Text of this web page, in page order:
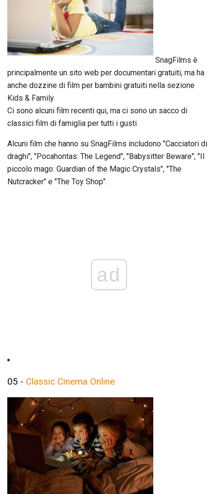
SnagFilms è
principalmente un sito web per documentari gratuiti, ma ha
anche dozzine di film per bambini gratuiti nella sezione
Kids & Family.
Ci sono alcuni film recenti qui, ma ci sono un sacco di
classici film di famiglia per tutti i gusti.
Alcuni film che hanno su SnagFilms includono "Cacciatori di
draghi", "Pocahontas: The Legend", "Babysitter Beware", "Il
piccolo mago: Guardian of the Magic Crystals", "The
Nutcracker" e "The Toy Shop".
ad
05 - Classic Cinema Online